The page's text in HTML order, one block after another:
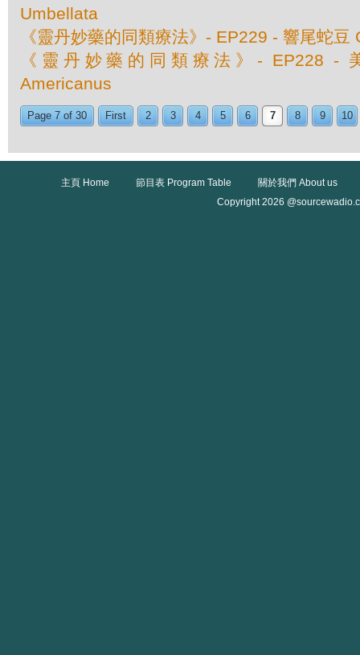
Umbellata
《靈丹妙藥的同類療法》- EP229 - 響尾蛇豆
《靈丹妙藥的同類療法》- EP228 -
Americanus
Page 7 of 30 First 2 3 4 5 6 7 8 9 10
主頁 Home 節目表 Program Table
關於我們 About us
Copyright 2026